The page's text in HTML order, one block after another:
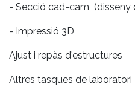
- Secció cad-cam (disseny
- Impressió 3D
Ajust i repàs d'estructures
Altres tasques de laboratori